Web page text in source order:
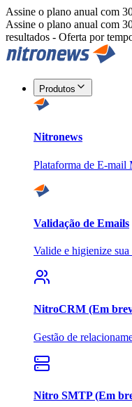
Assine o plano anual com
Assine o plano anual com
resultados - Oferta por
Produtos
Nitronews
Plataforma de E-mail
Validação de Emails
Valide e higienize
NitroCRM (Em
Gestão de
Nitro SMTP (Em